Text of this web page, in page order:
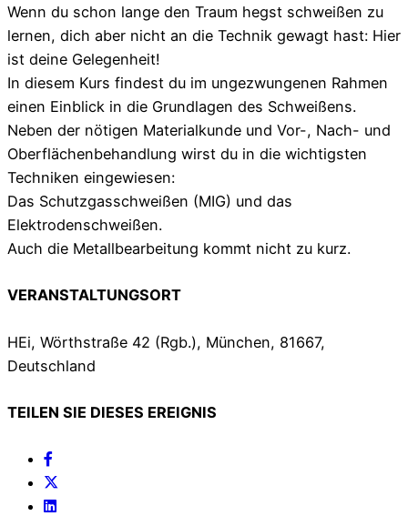
Wenn du schon lange den Traum hegst schweißen zu
lernen, dich aber nicht an die Technik gewagt hast: Hier
ist deine Gelegenheit!
In diesem Kurs findest du im ungezwungenen Rahmen
einen Einblick in die Grundlagen des Schweißens.
Neben der nötigen Materialkunde und Vor-, Nach- und
Oberflächenbehandlung wirst du in die wichtigsten
Techniken eingewiesen:
Das Schutzgasschweißen (MIG) und das
Elektrodenschweißen.
Auch die Metallbearbeitung kommt nicht zu kurz.
VERANSTALTUNGSORT
HEi, Wörthstraße 42 (Rgb.), München, 81667,
Deutschland
TEILEN SIE DIESES EREIGNIS